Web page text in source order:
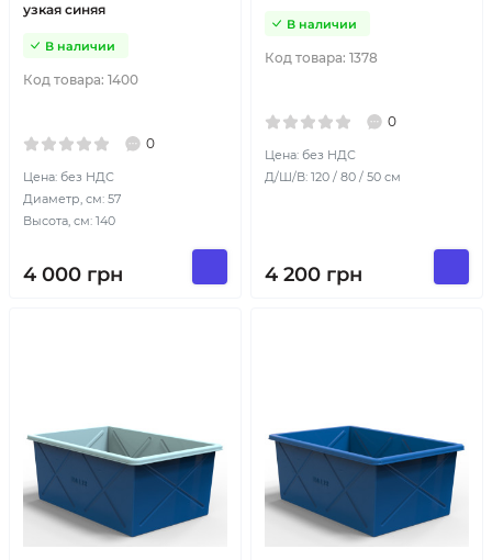
узкая синяя
Код товара: 1400
В наличии
0
Цена: без НДС
Диаметр, см: 57
Высота, см: 140
4 000 грн
Код товара: 1378
В наличии
0
Цена: без НДС
Д/Ш/В: 120 / 80 / 50 см
4 200 грн